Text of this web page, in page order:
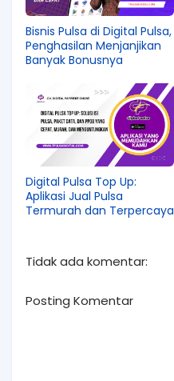
Bisnis Pulsa di Digital Pulsa,
Penghasilan Menjanjikan
Banyak Bonusnya
Digital Pulsa Top Up:
Aplikasi Jual Pulsa
Termurah dan Terpercaya
Tidak ada komentar:
Posting Komentar